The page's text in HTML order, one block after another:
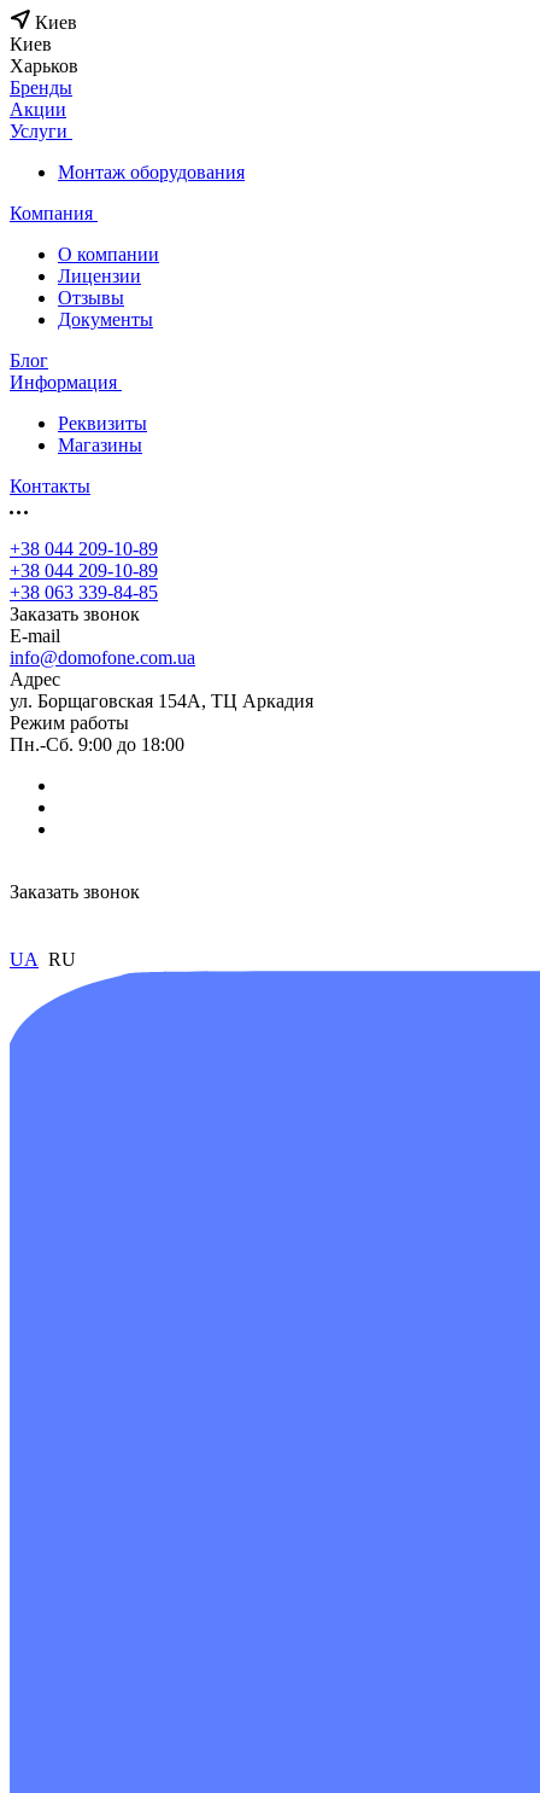
Киев
Киев
Харьков
Бренды
Акции
Услуги
Монтаж оборудования
Компания
О компании
Лицензии
Отзывы
Документы
Блог
Информация
Реквизиты
Магазины
Контакты
+38 044 209-10-89
+38 044 209-10-89
+38 063 339-84-85
Заказать звонок
E-mail
info@domofone.com.ua
Адрес
ул. Борщаговская 154А, ТЦ Аркадия
Режим работы
Пн.-Сб. 9:00 до 18:00
Заказать звонок
UA RU